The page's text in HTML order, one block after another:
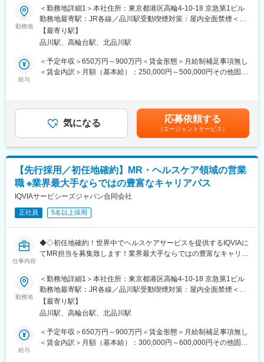
《あなたの想いを実現する豊富なキャリアプランとサポート体
制！》
志向性やその時の環境に応じてや「１つの領域で専門性を高め
る」「幅広い疾患をカバーできるオールラウンダーになる」「本
社部門（マネージャー、研修部門など）へのキャリアチェンジ」
など幅広いキャリアプランがあります。また、弊社のマネージャ
ーのほとんどは、MRからキャリアをチェンジしているメンバーで
《職種に関して》
■MRとは主に医師や薬剤師等へ、担当製品の情報提供を行いま
す。担当施設の患者様に応じた情報提供や、担当製品の処方後の
変更の範囲：会社の定める業務
■具体的な業務詳細：これまでのMRとしての実績、経験をもと
に、同社のコントラクトMRとしてクライアントのビジネスに貢献
いただきます。
・現在MRは正社員採用を積極的に行っておりますが、ご転勤が難
しい方に向けて、契約社員採用も実施しております
・担当エリア内での訪問医療施設のターゲティング、担当医療施
設への訪問計画作成、担当医療施設への訪問、医療従事者とのリ
担当者）とのリレーション構築
・医療従事者向けの説明会の企画・実施、医師同士のコミュニケ
ーション推進のための研究会・勉強会の立ち上げ、講演会の企
が拡大していくことが見込まれます。メーカーMRの場合は新製品
の上市、競合品の出現、特許切れ、等によってMRの雇用が流動的
となるケースもありますが、ヘルスケアのマーケットで見た時に
アウトソースする欧米的な手法が今後はベーシックなものとな
り、コントラクトMRとして息の長いキャリアを形成することがで
■当社について：当社は米国に本社を置き、世界100以上の国や地
び臨床試験サービスを提供する世界的なリーディングカンパニー
です。当社は、疾患領域、サイエンス、解析における長年の経験
や知識を生かして、様々なサービスを提供し続けています。
勤務地
＜勤務地詳細1＞本社住所：東京都港区高輪4-10-18 京急第1ビル
勤務地最寄駅：JR各線／品川駅受動喫煙対策：屋内全面禁煙＜勤
務地詳細2＞全国住所：全国 ※希望勤務地はアドバイザーにお伝
えください。 受動喫煙対策：屋内全面禁煙変更の範囲：会社の定
【最寄り駅】
品川駅、高輪台駅、北品川駅
給与
＜予定年収＞650万円～900万円＜賃金形態＞月給制補足事項無し
＜賃金内訳＞月額（基本給）：250,000円～500,000円その他固定
手当支給する。【補足】プロジェクト稼働手当(35,000円)、外勤
日当（1日1,500円／外勤3.5時間以上）■変動賞与制（6月・12
月・3月）※平均実績6ヶ月分■インセンティブ：3月（対象者）賃
金はあくまでも目安の金額であり、選考を通じて上下する可能性
があります。月給(月額)は固定手当を含めた表記です。
気になる 応募依頼する
（エージェントサービス）
【先行採用／初任地確約】MR・ヘルスケア領域の営業
職 ※業界最大手ならではの豊富なキャリアパス
IQVIAサービシーズジャパン合同会社
正社員 5名以上採用
仕事内容
◆◇初任地確約！世界中でヘルスケアサービスを提供するIQVIAに
てMR担当を募集致します！業界最大手ならではの豊富なキャリア
■具体的な業務詳細
国内トップクラスのプロジェクト受託実績を誇る当社の一員とし
て、医薬品PJなどを中心にクライアントビジネス拡大に貢献して
いただきます。
・担当エリアの訪問医療施設のターゲティング、担当医療施設へ
の訪問計画作成、担当医療施設への訪問、医療従事者とのリレー
ション構築
勤務地
＜勤務地詳細1＞本社住所：東京都港区高輪4-10-18 京急第1ビル
勤務地最寄駅：JR各線／品川駅受動喫煙対策：屋内全面禁煙＜勤
務地詳細2＞全国住所：全国 ※希望勤務地はアドバイザーにお伝
えください。 受動喫煙対策：屋内全面禁煙変更の範囲：会社の定
【最寄り駅】
品川駅、高輪台駅、北品川駅
給与
＜予定年収＞650万円～900万円＜賃金形態＞月給制補足事項無し
＜賃金内訳＞月額（基本給）：300,000円～600,000円その他固定